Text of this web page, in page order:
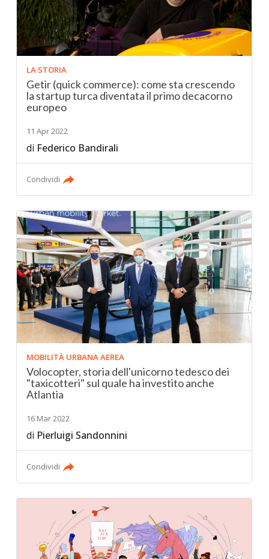
LA STORIA
Getir (quick commerce): come sta crescendo
la startup turca diventata il primo decacorno
europeo
11 Apr 2022
di Federico Bandirali
Condividi
MOBILITÀ URBANA AEREA
Volocopter, storia dell'unicorno tedesco dei
"taxicotteri" sul quale ha investito anche
Atlantia
16 Mar 2022
di Pierluigi Sandonnini
Condividi